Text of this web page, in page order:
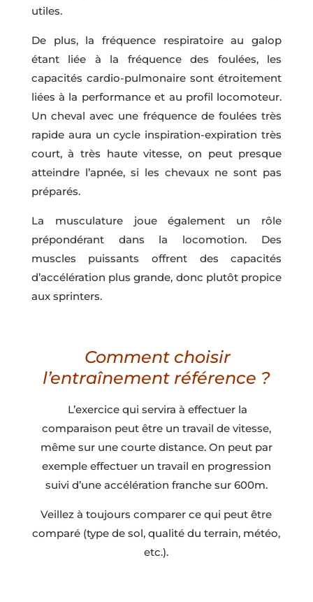
utiles.
De plus, la fréquence respiratoire au galop
étant liée à la fréquence des foulées, les
capacités cardio-pulmonaire sont étroitement
liées à la performance et au profil locomoteur.
Un cheval avec une fréquence de foulées très
rapide aura un cycle inspiration-expiration très
court, à très haute vitesse, on peut presque
atteindre l’apnée, si les chevaux ne sont pas
préparés.
La musculature joue également un rôle
prépondérant dans la locomotion. Des
muscles puissants offrent des capacités
d’accélération plus grande, donc plutôt propice
aux sprinters.
Comment choisir
l’entraînement référence ?
L’exercice qui servira à effectuer la
comparaison peut être un travail de vitesse,
même sur une courte distance. On peut par
exemple effectuer un travail en progression
suivi d’une accélération franche sur 600m.
Veillez à toujours comparer ce qui peut être
comparé (type de sol, qualité du terrain, météo,
etc.).